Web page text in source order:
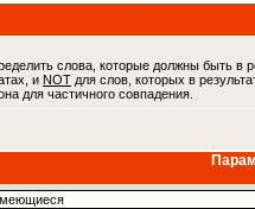
слова, которые должны быть в
и NOT для слов, которых в
для частичного совпадения.